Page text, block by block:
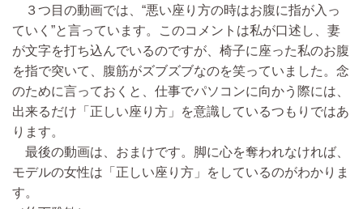
３つ目の動画では、“悪い座り方の時はお腹に指が入っ
ていく”と言っています。このコメントは私が口述し、妻
が文字を打ち込んでいるのですが、椅子に座った私のお腹
を指で突いて、腹筋がズブズブなのを笑っていました。念
のために言っておくと、仕事でパソコンに向かう際には、
出来るだけ「正しい座り方」を意識しているつもりではあ
ります。
最後の動画は、おまけです。脚に心を奪われなければ、
モデルの女性は「正しい座り方」をしているのがわかりま
す。